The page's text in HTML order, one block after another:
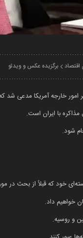
اقتصاد برگزیده عکس و ویدئو
امور خارجه آمریکا مدعی شد
با ایران است.
شود.
خود که قبلاً از بحث در
خواهیم داد.
و روسیه.